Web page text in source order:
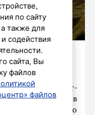
фронт» в Санкт-
работы бойцов
теперь просто
по сайту
также для
и содействия
сайта, Вы
файлов
файлов